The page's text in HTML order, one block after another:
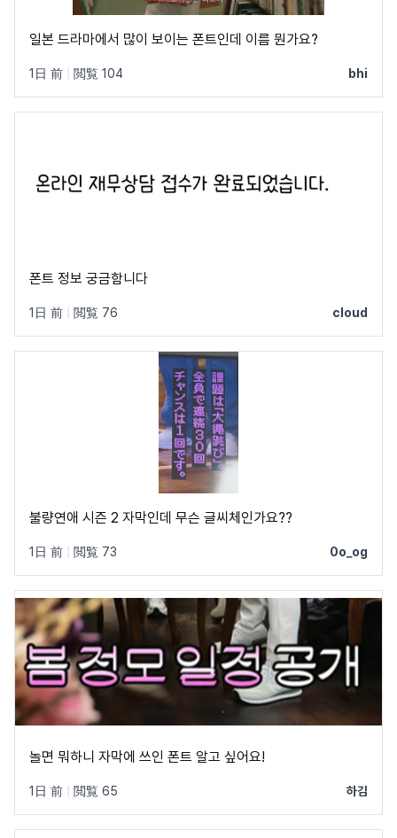
일본 드라마에서 많이 보이는 폰트인데 이름 뭔가요?
1日 前 閲覧 104 bhi
폰트 정보 궁금함니다
1日 前 閲覧 76 cloud
불량연애 시즌 2 자막인데 무슨 글씨체인가요??
1日 前 閲覧 73 0o_og
놀면 뭐하니 자막에 쓰인 폰트 알고 싶어요!
1日 前 閲覧 65 하김